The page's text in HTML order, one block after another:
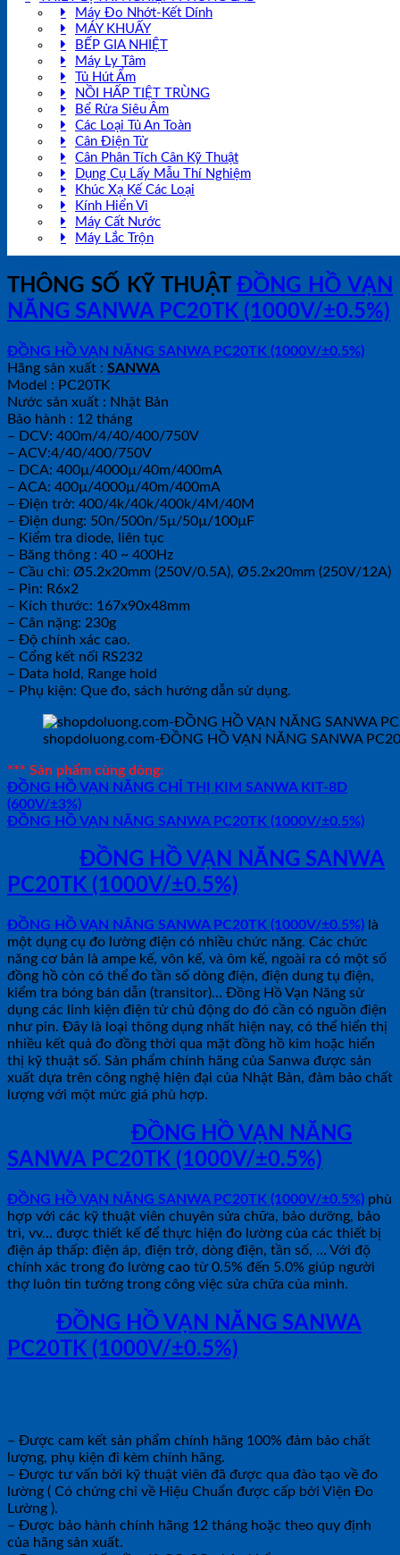
Máy Đo Nhớt-Kết Dính
MÁY KHUẤY
BẾP GIA NHIỆT
Máy Ly Tâm
Tủ Hút Ẩm
NỒI HẤP TIỆT TRÙNG
Bể Rửa Siêu Âm
Các Loại Tủ An Toàn
Cân Điện Tử
Cân Phân Tích Cân Kỹ Thuật
Dụng Cụ Lấy Mẫu Thí Nghiệm
Khúc Xạ Kế Các Loại
Kính Hiển Vi
Máy Cất Nước
Máy Lắc Trộn
THÔNG SỐ KỸ THUẬTĐỒNG HỒ VẠN
NĂNG SANWA PC20TK (1000V/±0.5%)
ĐỒNG HỒ VẠN NĂNG SANWA PC20TK (1000V/±0.5%)
Hãng sản xuất : SANWA
Model : PC20TK
Nước sản xuất : Nhật Bản
Bảo hành : 12 tháng
– DCV: 400m/4/40/400/750V
– ACV:4/40/400/750V
– DCA: 400µ/4000µ/40m/400mA
– ACA: 400µ/4000µ/40m/400mA
– Điện trở: 400/4k/40k/400k/4M/40M
– Điện dung: 50n/500n/5µ/50µ/100µF
– Kiểm tra diode, liên tục
– Băng thông : 40 ~ 400Hz
– Cầu chì: Ø5.2x20mm (250V/0.5A), Ø5.2x20mm (250V/12A)
– Pin: R6x2
– Kích thước: 167x90x48mm
– Cân nặng: 230g
– Độ chính xác cao.
– Cổng kết nối RS232
– Data hold, Range hold
– Phụ kiện: Que đo, sách hướng dẫn sử dụng.
shopdoluong.com-ĐỒNG HỒ VẠN NĂNG SANWA
*** Sản phẩm cùng dòng:
ĐỒNG HỒ VẠN NĂNG CHỈ THỊ KIM SANWA KIT-8D
(600V/±3%)
ĐỒNG HỒ VẠN NĂNG SANWA PC20TK (1000V/±0.5%)
ĐỒNG HỒ VẠN NĂNG SANWA
PC20TK (1000V/±0.5%)
ĐỒNG HỒ VẠN NĂNG SANWA PC20TK (1000V/±0.5%) là
một dụng cụ đo lường điện có nhiều chức năng. Các chức
năng cơ bản là ampe kế, vôn kế, và ôm kế, ngoài ra có một số
đồng hồ còn có thể đo tần số dòng điện, điện dung tụ điện,
kiểm tra bóng bán dẫn (transitor)… Đồng Hồ Vạn Năng sử
dụng các linh kiện điện tử chủ động do đó cần có nguồn điện
như pin. Đây là loại thông dụng nhất hiện nay, có thể hiển thị
nhiều kết quả đo đồng thời qua mặt đồng hồ kim hoặc hiển
thị kỹ thuật số. Sản phẩm chính hãng của Sanwa được sản
xuất dựa trên công nghệ hiện đại của Nhật Bản, đảm bảo chất
lượng với một mức giá phù hợp.
ĐỒNG HỒ VẠN NĂNG
SANWA PC20TK (1000V/±0.5%)
ĐỒNG HỒ VẠN NĂNG SANWA PC20TK (1000V/±0.5%) phù
hợp với các kỹ thuật viên chuyên sửa chữa, bảo dưỡng, bảo
trì, vv… được thiết kế để thực hiện đo lường của các thiết bị
điện áp thấp: điện áp, điện trở, dòng điện, tần số, … Với độ
chính xác trong đo lường cao từ 0.5% đến 5.0% giúp người
thợ luôn tin tưởng trong công việc sửa chữa của mình.
ĐỒNG HỒ VẠN NĂNG SANWA
PC20TK (1000V/±0.5%)
– Được cam kết sản phẩm chính hãng 100% đảm bảo chất
lượng, phụ kiện đi kèm chính hãng.
– Được tư vấn bởi kỹ thuật viên đã được qua đào tạo về đo
lường ( Có chứng chỉ về Hiệu Chuẩn được cấp bởi Viện Đo
Lường ).
– Được bảo hành chính hãng 12 tháng hoặc theo quy định
của hãng sản xuất.